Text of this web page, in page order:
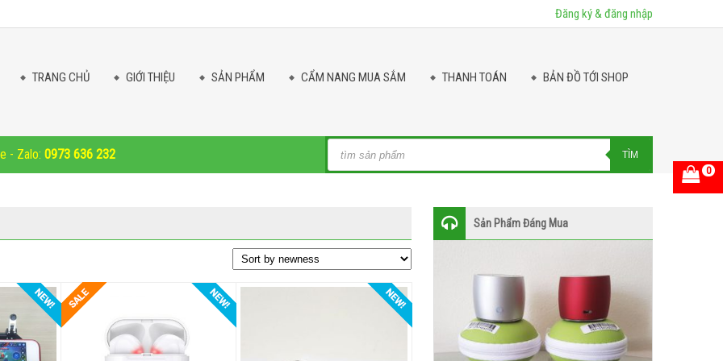
Đăng ký & đăng nhập
TRANG CHỦ GIỚI THIỆU SẢN PHẨM CẨM NANG MUA SẮM THANH TOÁN BẢN ĐỒ TỚI SHOP
0
Products
TÌM
- Zalo: 0973 636 232
Sản Phẩm Đáng Mua